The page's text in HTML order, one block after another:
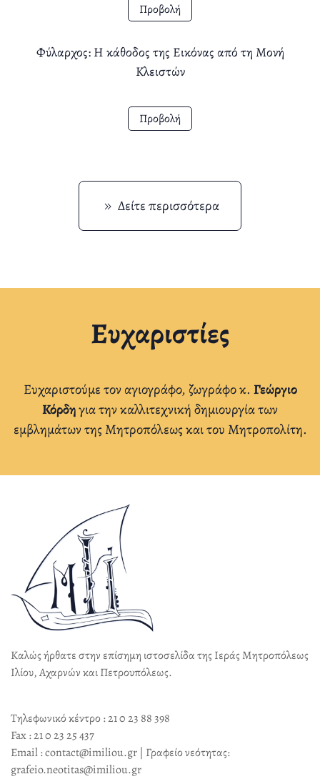
Προβολή
Φύλαρχος: Η κάθοδος της Εικόνας από τη Μονή
Κλειστών
Προβολή
Δείτε περισσότερα
Ευχαριστίες
Ευχαριστούμε τον αγιογράφο, ζωγράφο κ. Γεώργιο
Κόρδηγια την καλλιτεχνική δημιουργία των
εμβλημάτων της Μητροπόλεως και του Μητροπολίτη.
Καλώς ήρθατε στην επίσημη ιστοσελίδα της Ιεράς Μητροπόλεως
Ιλίου, Αχαρνών και Πετρουπόλεως.
Τηλεφωνικό κέντρο : 21 0 23 88 398
Fax : 21 0 23 25 437
Email : contact@imiliou.gr | Γραφείο νεότητας:
grafeio.neotitas@imiliou.gr